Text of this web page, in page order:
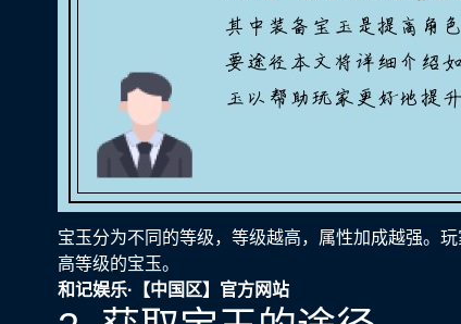
宝玉分为不同的等级，等级越高，属性加成越强。
高等级的宝玉。
和记娱乐·【中国区】官方网站